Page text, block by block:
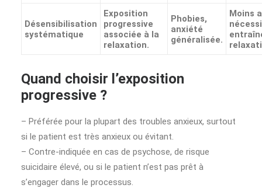
Désensibilisation
systématique
Exposition
progressive
associée à la
relaxation.
Phobies,
anxiété
généralisée.
Moins
Quand choisir l’exposition
progressive ?
– Préférée pour la plupart des troubles anxieux, surtout
si le patient est très anxieux ou évitant.
– Contre-indiquée en cas de psychose, de risque
suicidaire élevé, ou si le patient n’est pas prêt à
s’engager dans le processus.